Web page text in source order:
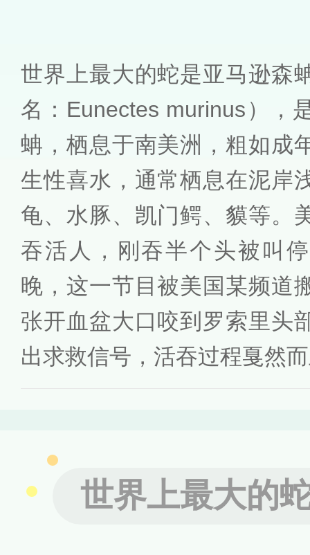
世界上最大的蛇是亚马逊森
名：Eunectes murinus），
蚺，栖息于南美洲，粗如成
生性喜水，通常栖息在泥岸
龟、水豚、凯门鳄、貘等。
吞活人，刚吞半个头被叫
晚，这一节目被美国某频道
张开血盆大口咬到罗索里头
出求救信号，活吞过程戛然
世界上最大的